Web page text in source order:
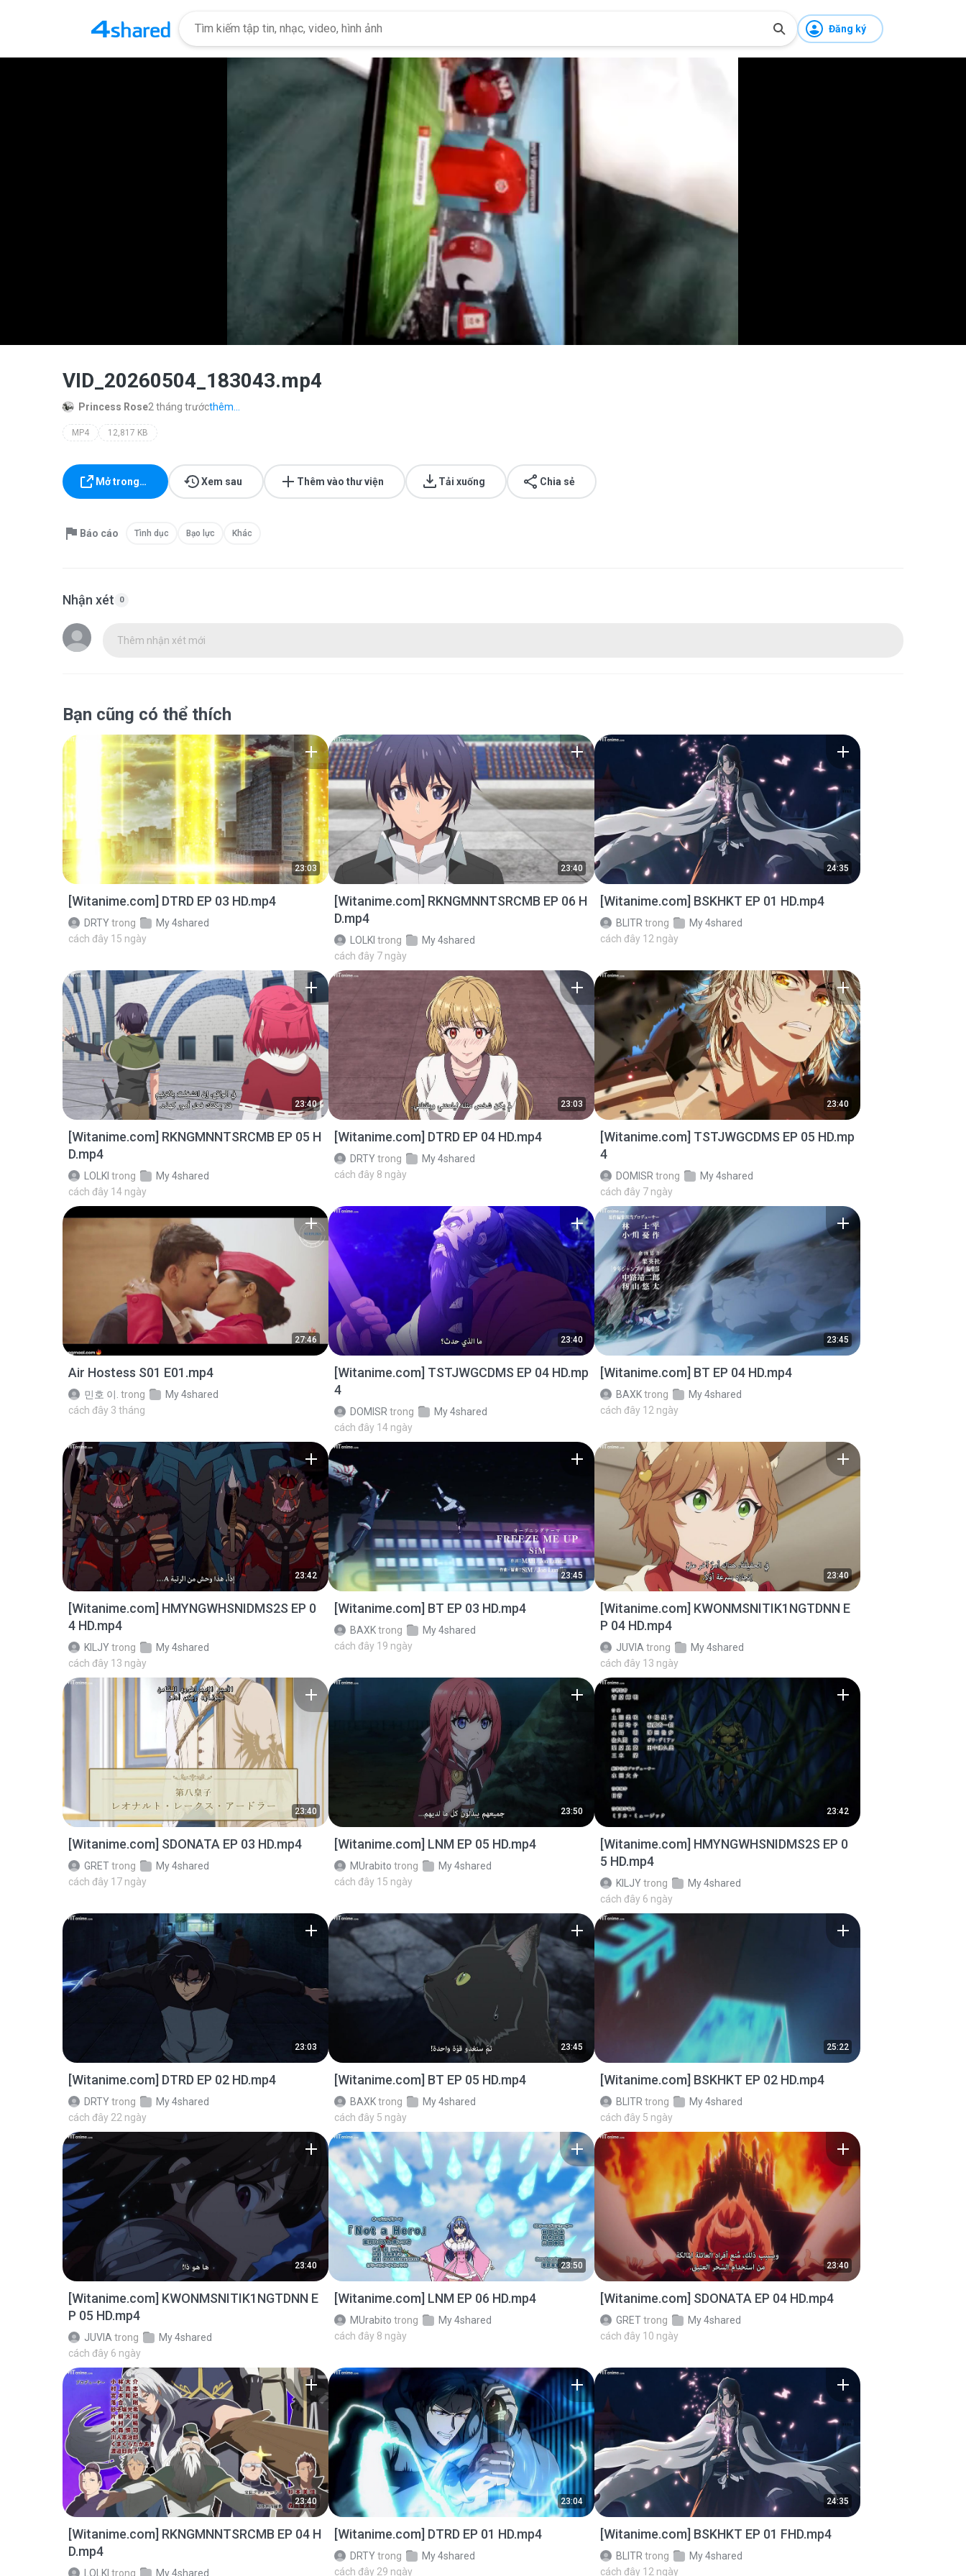
Đăng ký
VID_20260504_183043.mp4
Princess Rose2 tháng trướcthêm...
MP4 12,817 KB
Mở trong… Xem sau Thêm vào thư viện Tải xuống Chia sẻ
Báo cáo Tình dục Bạo lực Khác
Nhận xét 0
Thêm nhận xét mới
Bạn cũng có thể thích
23:03
[Witanime.com] DTRD EP 03 HD.mp4
DRTYtrong
My 4shared
cách đây 15 ngày
23:40
[Witanime.com] RKNGMNNTSRCMB EP 06 H
D.mp4
LOLKI trong
My 4shared
cách đây 7 ngày
24:35
[Witanime.com] BSKHKT EP 01 HD.mp4
BLITR trong
My 4shared
cách đây 12 ngày
23:40
[Witanime.com] RKNGMNNTSRCMB EP 05 H
D.mp4
LOLKI trong
My 4shared
cách đây 14 ngày
23:03
[Witanime.com] DTRD EP 04 HD.mp4
DRTYtrong
My 4shared
cách đây 8 ngày
23:40
[Witanime.com] TSTJWGCDMS EP 05 HD.mp
4
DOMISR trong
My 4shared
cách đây 7 ngày
27:46
Air Hostess S01 E01.mp4
민호 이. trong
My 4shared
cách đây 3 tháng
23:40
[Witanime.com] TSTJWGCDMS EP 04 HD.mp
4
DOMISR trong
My 4shared
cách đây 14 ngày
23:45
[Witanime.com] BT EP 04 HD.mp4
BAXKtrong
My 4shared
cách đây 12 ngày
23:42
[Witanime.com] HMYNGWHSNIDMS2S EP 0
4 HD.mp4
KILJYtrong
My 4shared
cách đây 13 ngày
23:45
[Witanime.com] BT EP 03 HD.mp4
BAXKtrong
My 4shared
cách đây 19 ngày
23:40
[Witanime.com] KWONMSNITIK1NGTDNN E
P 04 HD.mp4
JUVIA trong
My 4shared
cách đây 13 ngày
23:40
[Witanime.com] SDONATA EP 03 HD.mp4
GRETtrong
My 4shared
cách đây 17 ngày
23:50
[Witanime.com] LNM EP 05 HD.mp4
MUrabito trong
My 4shared
cách đây 15 ngày
23:42
[Witanime.com] HMYNGWHSNIDMS2S EP 0
5 HD.mp4
KILJYtrong
My 4shared
cách đây 6 ngày
23:03
[Witanime.com] DTRD EP 02 HD.mp4
DRTYtrong
My 4shared
cách đây 22 ngày
23:45
[Witanime.com] BT EP 05 HD.mp4
BAXKtrong
My 4shared
cách đây 5 ngày
25:22
[Witanime.com] BSKHKT EP 02 HD.mp4
BLITR trong
My 4shared
cách đây 5 ngày
23:40
[Witanime.com] KWONMSNITIK1NGTDNN E
P 05 HD.mp4
JUVIA trong
My 4shared
cách đây 6 ngày
23:50
[Witanime.com] LNM EP 06 HD.mp4
MUrabito trong
My 4shared
cách đây 8 ngày
23:40
[Witanime.com] SDONATA EP 04 HD.mp4
GRETtrong
My 4shared
cách đây 10 ngày
23:40
[Witanime.com] RKNGMNNTSRCMB EP 04 H
D.mp4
LOLKI trong My 4shared
23:04
[Witanime.com] DTRD EP 01 HD.mp4
DRTYtrong
My 4shared
cách đây 29 ngày
24:35
[Witanime.com] BSKHKT EP 01 FHD.mp4
BLITR trong
My 4shared
cách đây 12 ngày